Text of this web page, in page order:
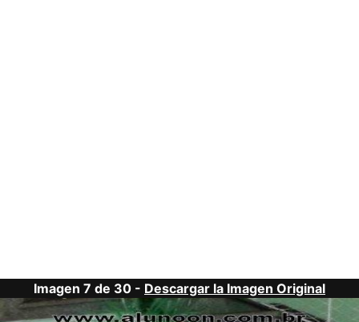
Imagen 7 de 30 - Descargar la Imagen Original